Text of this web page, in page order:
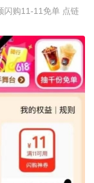
闪购11-11免单 点链